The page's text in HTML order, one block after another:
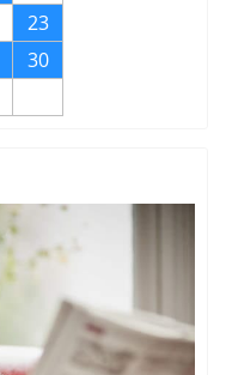
23
30